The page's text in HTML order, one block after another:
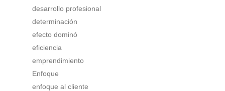
desarrollo profesional
determinación
efecto dominó
eficiencia
emprendimiento
Enfoque
enfoque al cliente